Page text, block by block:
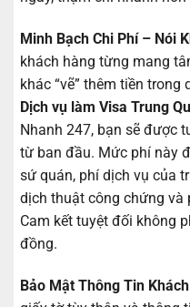
Minh Bạch Chi Phí – Nói
khách hàng từng mang
khác “vẽ” thêm tiền
Dịch vụ làm Visa Trung
Nhanh 247, bạn sẽ được
từ ban đầu. Mức phí này
sứ quán, phí dịch vụ của
dịch thuật công chứng và
Cam kết tuyệt đối không
đồng.
Bảo Mật Thông Tin